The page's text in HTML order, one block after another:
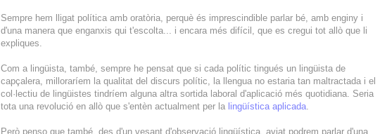
Sempre hem lligat política amb oratòria, perquè és imprescindible parlar bé, amb enginy i
d'una manera que enganxis qui t'escolta... i encara més difícil, que es cregui tot allò que li
expliques.
Com a lingüista, també, sempre he pensat que si cada polític tingués un lingüista de
capçalera, milloraríem la qualitat del discurs polític, la llengua no estaria tan maltractada i el
col·lectiu de lingüistes tindríem alguna altra sortida laboral d'aplicació més quotidiana. Seria
tota una revolució en allò que s'entèn actualment per la lingüística aplicada
Però penso que també, des d'un vesant d'observació lingüística, aviat podrem parlar d'una